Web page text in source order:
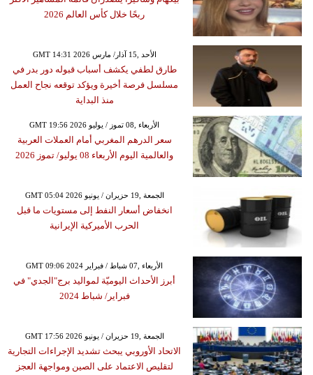
ربحًا خلال كأس العالم 2026
GMT 14:31 2026 الأحد ,15 آذار/ مارس
طارق لطفي يكشف أسباب قبوله دور بدر في
مسلسل فرصة أخيرة ويؤكد توقعه نجاح العمل
منذ البداية
GMT 19:56 2026 الأربعاء ,08 تموز / يوليو
سعر الدرهم المغربي أمام العملات العربية
والعالمية اليوم الأربعاء 08 يوليو/ تموز 2026
GMT 05:04 2026 الجمعة ,19 حزيران / يونيو
انخفاض أسعار النفط إلى مستويات ما قبل
الحرب الأميركية الإيرانية
GMT 09:06 2024 الأربعاء ,07 شباط / فبراير
أبرز الأحداث اليوميّة لمواليد برج"الجدي" في
فبراير/ شباط 2024
GMT 17:56 2026 الجمعة ,19 حزيران / يونيو
الاتحاد الأوروبي يبحث تشديد الإجراءات التجارية
لتقليص الاعتماد على الصين ومواجهة العجز